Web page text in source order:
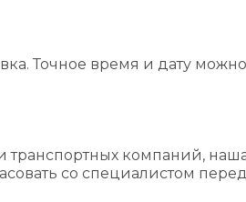
Точное время и дату можно
транспортных компаний,
со специалистом